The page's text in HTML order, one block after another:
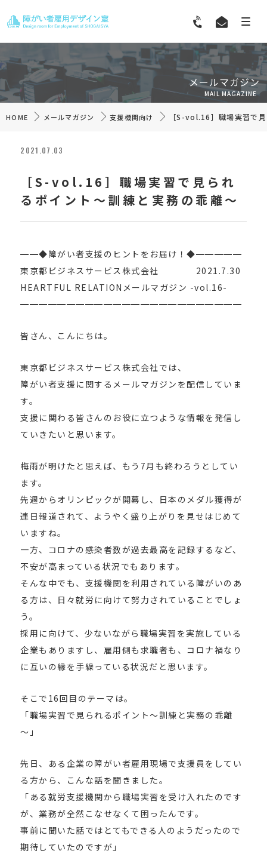
メールマガジン
MAIL MAGAZINE
HOME メールマガジン 支援機関向け ［S-vol.16］職場実習で
2021.07.03
［S-vol.16］職場実習で見られ
るポイント～訓練と実務の乖離～
━━◆障がい者支援のヒントをお届け！◆━━━━━
東京都ビジネスサービス株式会社 2021.7.30
HEARTFUL RELATIONメールマガジン -vol.16-
━━━━━━━━━━━━━━━━━━━━━━━━
皆さん、こんにちは。
東京都ビジネスサービス株式会社では、
障がい者支援に関するメールマガジンを配信していま
す。
支援に関わる皆さんのお役に立つような情報を発信し
ていきたいと思います。
梅雨が明けたと思えば、もう7月も終わろうとしてい
ます。
先週からオリンピックが開幕し、日本のメダル獲得が
連日報道されて、ようやく盛り上がりを見せはじめて
いますね。
一方、コロナの感染者数が過去最高を記録するなど、
不安が高まっている状況でもあります。
そんな中でも、支援機関を利用されている障がいのあ
る方は、日々就労に向けて努力されていることでしょ
う。
採用に向けて、少ないながら職場実習を実施している
企業もありますし、雇用側も求職者も、コロナ禍なり
に互いの縁を手繰っている状況だと思います。
そこで16回目のテーマは。
「職場実習で見られるポイント～訓練と実務の乖離
～」
先日、ある企業の障がい者雇用現場で支援員をしてい
る方から、こんな話を聞きました。
「ある就労支援機関から職場実習を受け入れたのです
が、業務が全然こなせなくて困ったんです。
事前に聞いた話ではとてもできる人のようだったので
期待していたのですが」